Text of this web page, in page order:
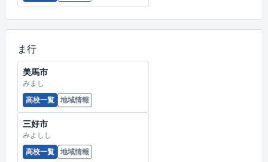
ま行
美馬市
みまし
高校一覧
地域情報
三好市
みよしし
高校一覧
地域情報